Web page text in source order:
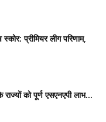
प्रीमियर लीग परिणाम,
को पूर्ण एसएनएपी लाभ...